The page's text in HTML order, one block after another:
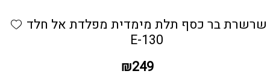
שרשרת בר כסף תלת מימדית מפלדת אל חלד
E-130
₪249